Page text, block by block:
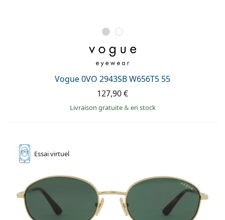
Vogue 0VO 2943SB W656T5 55
127,90 €
Livraison gratuite& en stock
Essaivirtuel